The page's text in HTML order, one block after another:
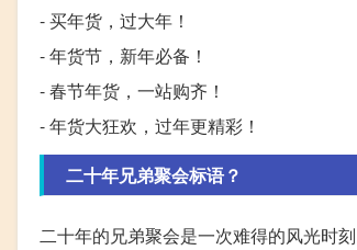
- 买年货，过大年！
- 年货节，新年必备！
- 春节年货，一站购齐！
- 年货大狂欢，过年更精彩！
二十年兄弟聚会标语？
二十年的兄弟聚会是一次难得的风光时